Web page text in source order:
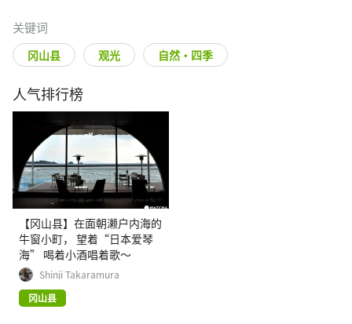
关键词
冈山县 观光 自然・四季
人气排行榜
【冈山县】在面朝濑户内海的
牛窗小町， 望着“日本爱琴
海” 喝着小酒唱着歌～
Shinji Takaramura
冈山县